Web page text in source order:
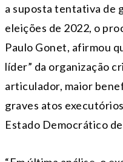
a suposta tentativa de
eleições de 2022, o
Paulo Gonet, afirmou
líder” da organização
articulador, maior
graves atos
Estado Democrático